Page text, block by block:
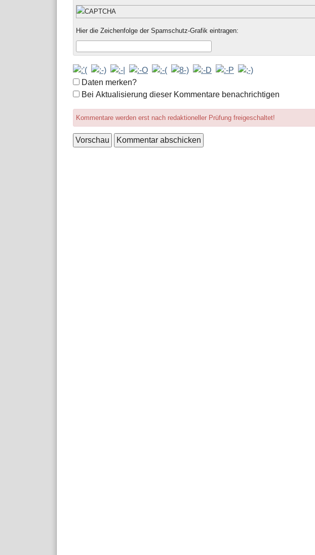
Hier die Zeichenfolge der Spamschutz-Grafik eintragen:
Formular-
Optionen
Daten merken?
Bei Aktualisierung dieser Kommentare benachrichtigen
Kommentare werden erst nach redaktioneller Prüfung freigeschaltet!